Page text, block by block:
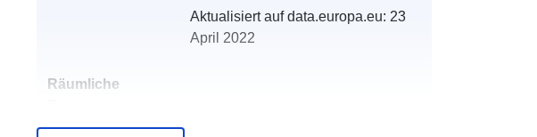
Aktualisiert auf data.europa.eu: 23
April 2022
Räumliche